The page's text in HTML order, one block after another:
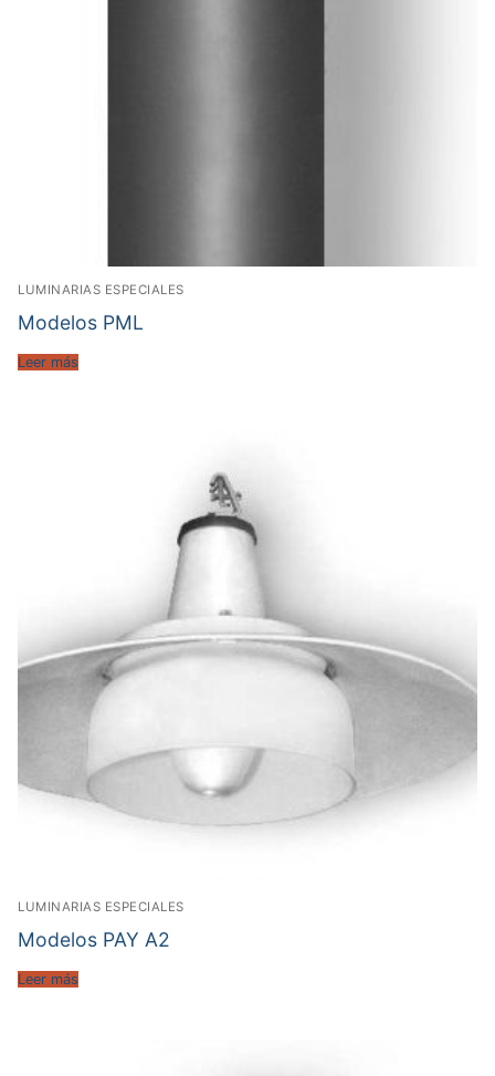
LUMINARIAS ESPECIALES
Modelos PML
Leer más
LUMINARIAS ESPECIALES
Modelos PAY A2
Leer más